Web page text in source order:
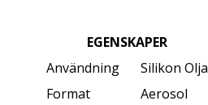
EGENSKAPER
Användning
Silikon Olja
Format
Aerosol